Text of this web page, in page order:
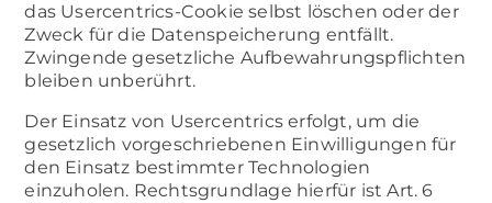
das Usercentrics-Cookie selbst löschen oder der
Zweck für die Datenspeicherung entfällt.
Zwingende gesetzliche Aufbewahrungspflichten
bleiben unberührt.
Der Einsatz von Usercentrics erfolgt, um die
gesetzlich vorgeschriebenen Einwilligungen für
den Einsatz bestimmter Technologien
einzuholen. Rechtsgrundlage hierfür ist Art. 6